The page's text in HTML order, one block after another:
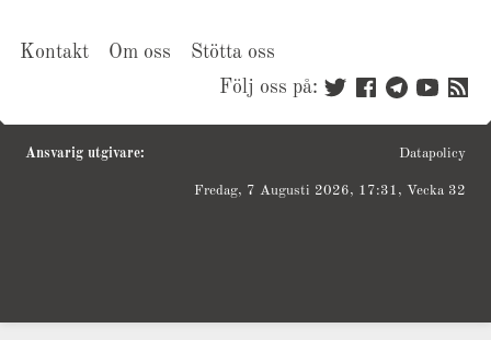
Kontakt Om oss
Stötta oss
Följ oss på:
Ansvarig utgivare: Datapolicy
Fredag, 7 Augusti 2026, 17:31, Vecka 32